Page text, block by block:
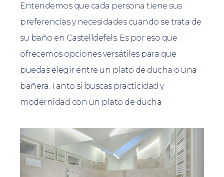
Entendemos que cada persona tiene sus
preferencias y necesidades cuando se trata de
su baño en Castelldefels. Es por eso que
ofrecemos opciones versátiles para que
puedas elegir entre un plato de ducha o una
bañera. Tanto si buscas practicidad y
modernidad con un plato de ducha